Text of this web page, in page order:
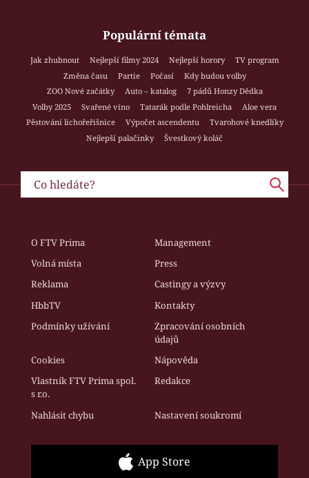
Populární témata
Jak zhubnout Nejlepší filmy 2024 Nejlepší horory
TV program
Změna času
Partie Počasí
Kdy budou volby
ZOO Nové začátky
Auto – katalog
7 pádů Honzy Dědka
Volby 2025
Svařené víno Tatarák podle Pohlreicha
Aloe vera
Pěstování lichořeřišnice
Výpočet ascendentu
Tvarohové knedlíky
Nejlepší palačinky
Švestkový koláč
O FTV Prima
Management
Volná místa
Press
Reklama
Castingy a výzvy
HbbTV
Kontakty
Podmínky užívání
Zpracování osobních
údajů
Cookies
Nápověda
Vlastník FTV Prima spol.
s r.o.
Redakce
Nahlásit chybu Nastavení soukromí
App Store